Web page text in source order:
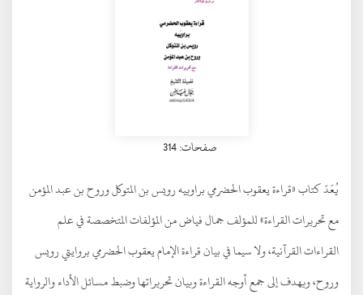
صفحات: 314
يُعَدّ كتاب «قراءة يعقوب الحضرمي براوييه رويس بن المتوكل وروح بن عبد المؤمن
مع تحريرات القراءة» للمؤلف جمال فياض من المؤلفات المتخصصة في علم
القراءات القرآنية، ولا سيما في بيان قراءة الإمام يعقوب الحضرمي بروايتي رويس
وروح، ويهدف إلى جمع أوجه القراءة وبيان تحريراتها وضبط مسائل الأداء والرواية